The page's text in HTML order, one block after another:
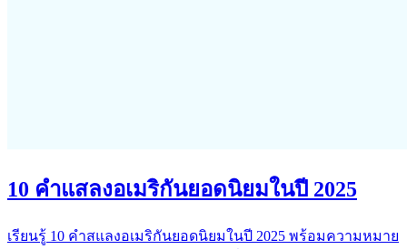
10 คำแสลงอเมริกันยอดนิยมในปี 2025
เรียนรู้ 10 คำสแลงอเมริกันยอดนิยมในปี 2025 พร้อมความหมาย